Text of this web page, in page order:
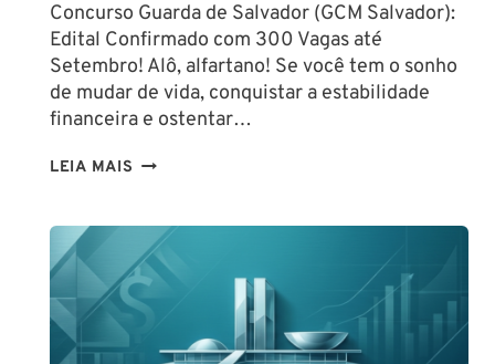
Concurso Guarda de Salvador (GCM Salvador):
Edital Confirmado com 300 Vagas até
Setembro! Alô, alfartano! Se você tem o sonho
de mudar de vida, conquistar a estabilidade
financeira e ostentar…
LEIA MAIS CONCURSO
SALVADOR
(GCM
SALVADOR):
CONFIRMADO